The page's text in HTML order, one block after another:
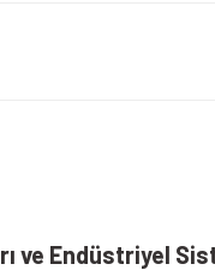
bulunuyor.
ve Endüstriyel